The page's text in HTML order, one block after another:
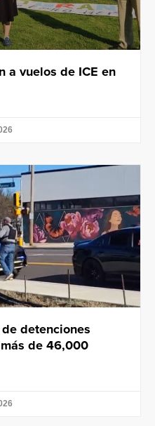
a vuelos de ICE en
detenciones
de 46,000